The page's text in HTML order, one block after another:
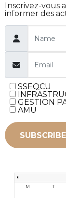
Inscrivez-vous
informer des
SSEQCU
GESTION
AMU
SUBSCRIBE
M T